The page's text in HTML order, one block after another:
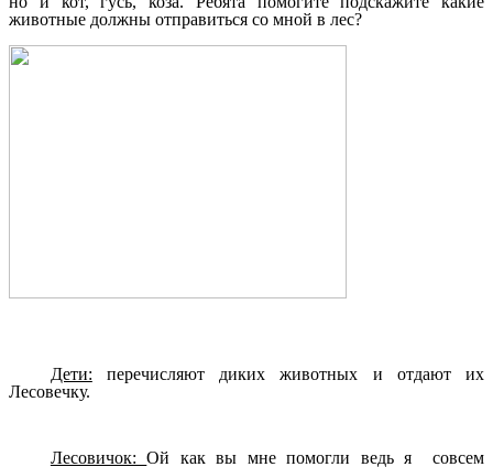
животные должны отправиться со мной в лес?
Дети: перечисляют диких животных и отдают их
Лесовечку.
Лесовичок:Ой как вы мне помогли ведь я совсем